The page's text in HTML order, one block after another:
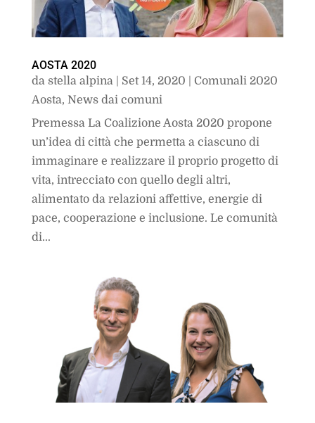
AOSTA 2020
da stella alpina| Set 14, 2020
Comunali 2020
Aosta, News dai comuni
Premessa La Coalizione Aosta 2020 propone
un’idea di città che permetta a ciascuno di
immaginare e realizzare il proprio progetto di
vita, intrecciato con quello degli altri,
alimentato da relazioni affettive, energie di
pace, cooperazione e inclusione. Le comunità
di...